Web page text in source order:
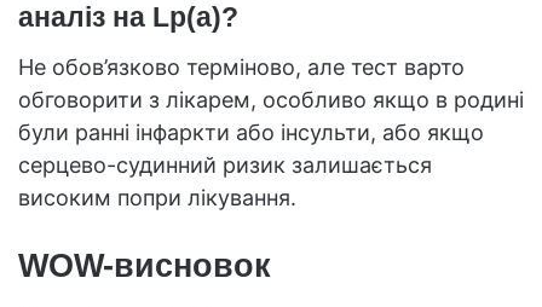
аналіз на Lp(a)?
Не обов’язково терміново, але тест варто
обговорити з лікарем, особливо якщо в родині
були ранні інфаркти або інсульти, або якщо
серцево-судинний ризик залишається
високим попри лікування.
WOW-висновок